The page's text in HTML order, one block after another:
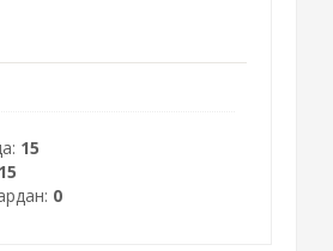
15
15
0